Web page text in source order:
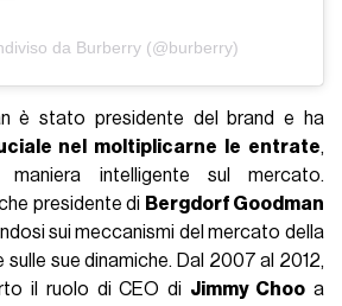
da Burberry (@burberry)
è stato presidente del brand e ha
nel moltiplicarne le entrate,
maniera intelligente sul mercato.
presidente di Bergdorf Goodman
sui meccanismi del mercato della
sue dinamiche. Dal 2007 al 2012,
il ruolo di CEO di Jimmy Choo a